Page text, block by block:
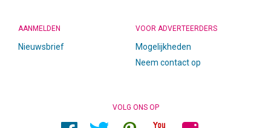
AANMELDEN
Nieuwsbrief
VOOR ADVERTEERDERS
Mogelijkheden
Neem contact op
VOLG ONS OP